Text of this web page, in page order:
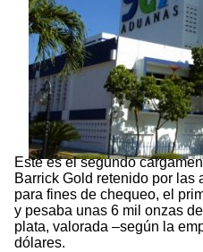
Este es el segundo
Barrick Gold retenido por las
para fines de chequeo, el
y pesaba unas 6 mil onzas
plata, valorada –según la
dólares.